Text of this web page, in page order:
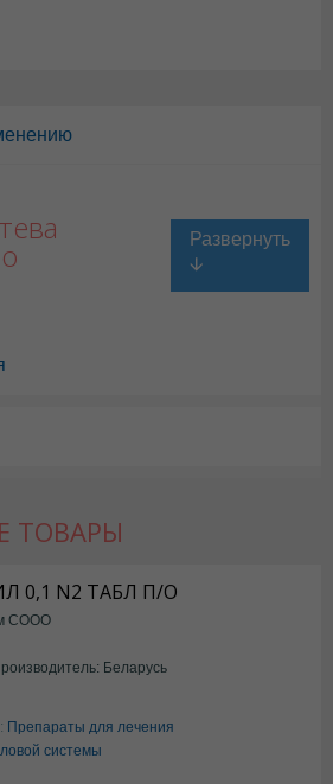
ТОВАРЫ
0,1 N2 ТАБЛ П/О
СООО
Беларусь
Препараты для лечения
системы